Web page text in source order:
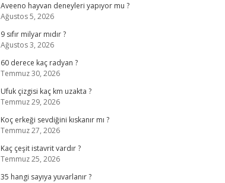
Aveeno hayvan deneyleri yapıyor mu ?
Ağustos 5, 2026
9 sıfır milyar mıdır ?
Ağustos 3, 2026
60 derece kaç radyan ?
Temmuz 30, 2026
Ufuk çizgisi kaç km uzakta ?
Temmuz 29, 2026
Koç erkeği sevdiğini kıskanır mı ?
Temmuz 27, 2026
Kaç çeşit istavrit vardır ?
Temmuz 25, 2026
35 hangi sayıya yuvarlanır ?